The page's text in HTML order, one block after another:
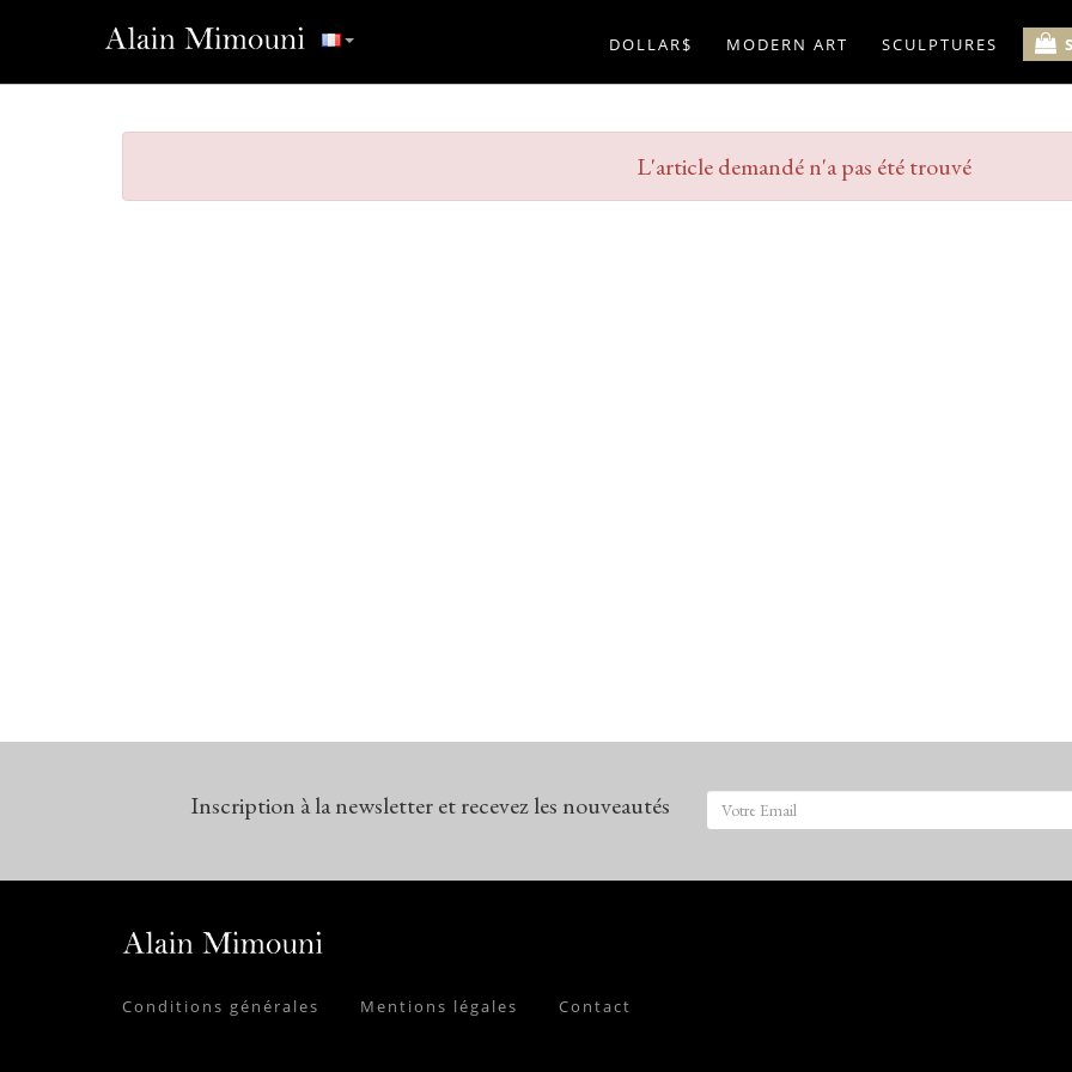
DOLLAR$ MODERN ART SCULPTURES
L'article demandé n'a pas été trouvé
Inscription à la newsletter et recevez les nouveautés
Conditions générales Mentions légales Contact